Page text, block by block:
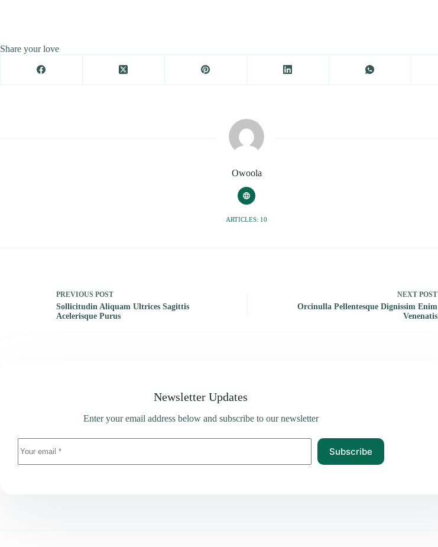
Share your love
Owoola
ARTICLES: 10
PREVIOUS POST
Sollicitudin Aliquam Ultrices Sagittis
Acelerisque Purus
NEXT POST
Orcinulla Pellentesque Dignissim Enim
Venenatis
Newsletter Updates
Enter your email address below and subscribe to our newsletter
Subscribe